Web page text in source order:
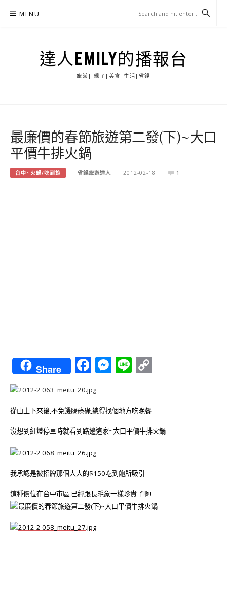
MENU
達人EMILY的播報台
旅遊| 親子|美食|生活|省錢
最廉價的春節旅遊第二發(下)~大口
平價牛排火鍋
台中~火鍋/吃到飽 省錢旅遊達人 2012-02-18 1
Share Facebook
Messenger
Line
從山上下來後,不免饑腸碌碌,總得找個地方吃晚餐
沒想到紅燈停車時就看到路邊這家~大口平價牛排火鍋
我承認是被招牌那個大大的$150吃到飽所吸引
這種價位在台中市區,已經跟長毛象一樣珍貴了啊!